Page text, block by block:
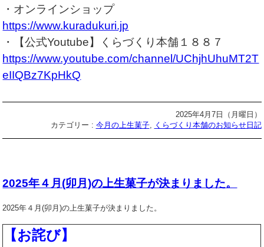
・オンラインショップ
https://www.kuradukuri.jp
・【公式Youtube】くらづくり本舗１８８７
https://www.youtube.com/channel/UChjhUhuMT2T
eIIQBz7KpHkQ
2025年4月7日（月曜日）
カテゴリー : 今月の上生菓子, くらづくり本舗のお知らせ日記
2025年４月(卯月)の上生菓子が決まりました。
2025年４月(卯月)の上生菓子が決まりました。
【お詫び】